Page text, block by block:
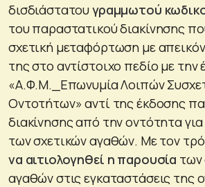
δισδιάστατουγραμμωτού
του παραστατικού διακίνησης
σχετική μεταφόρτωση με
της στο αντίστοιχο πεδίο με την
«Α.Φ.Μ._Επωνυμία Λοιπών
Οντοτήτων» αντί της έκδοσης
διακίνησης από την οντότητα
των σχετικών αγαθών. Με τον
να αιτιολογηθεί η παρουσία των
αγαθών στις εγκαταστάσεις της